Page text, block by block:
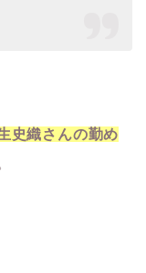
史織さんの勤め